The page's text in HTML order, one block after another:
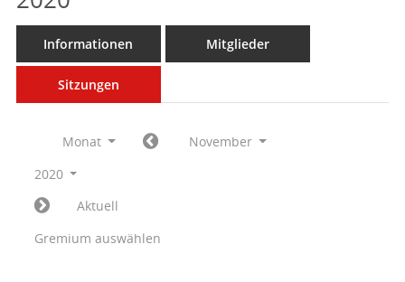
Informationen Mitglieder
Sitzungen
Monat
November
2020
Aktuell
Gremium auswählen